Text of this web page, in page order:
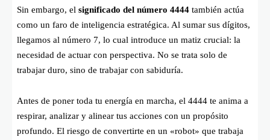
Sin embargo, el significado del número 4444 también actúa
como un faro de inteligencia estratégica. Al sumar sus dígitos,
llegamos al número 7, lo cual introduce un matiz crucial: la
necesidad de actuar con perspectiva. No se trata solo de
trabajar duro, sino de trabajar con sabiduría.
Antes de poner toda tu energía en marcha, el 4444 te anima a
respirar, analizar y alinear tus acciones con un propósito
profundo. El riesgo de convertirte en un «robot» que trabaja